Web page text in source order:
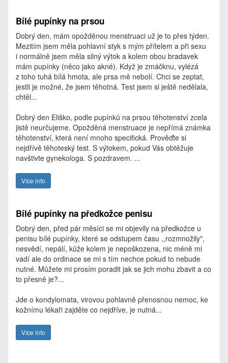
Bílé pupínky na prsou
Dobrý den, mám opožděnou menstruaci už je to přes týden.
Mezitím jsem měla pohlavní styk s mým přítelem a při sexu
i normálně jsem měla silný výtok a kolem obou bradavek
mám pupínky (něco jako akné). Když je zmáčknu, vylézá
z toho tuhá bílá hmota, ale prsa mě nebolí. Chci se zeptat,
jestli je možné, že jsem těhotná. Test jsem si ještě nedělala,
chtěl...
Dobrý den Eliško, podle pupínků na prsou těhotenství zcela
jistě neurčujeme. Opožděná menstruace je nepřímá známka
těhotenství, která není mnoho specifická. Prověďte si
nejdřívě těhoteský test. S výtokem, pokud Vás obtěžuje
navštivte gynekologa. S pozdravem. ...
Více info
Bílé pupínky na předkožce penisu
Dobrý den, před pár měsíci se mi objevily na předkožce u
penisu bílé pupínky, které se odstupem času ,,rozmnožily",
nesvědí, nepálí, kůže kolem je nepoškozena, nic méně mi
vadí ale do ordinace se mi s tím nechce pokud to nebude
nutné. Můžete mi prosím poradit jak se jich mohu zbavit a co
to přesně je?...
Jde o kondylomata, virovou pohlavně přenosnou nemoc, ke
kožnímu lékaři zajděte co nejdříve, je nutná...
Více info